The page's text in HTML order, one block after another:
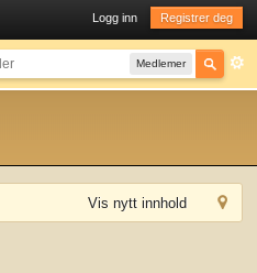
Logg inn Registrer deg
Medlemer
Vis nytt innhold